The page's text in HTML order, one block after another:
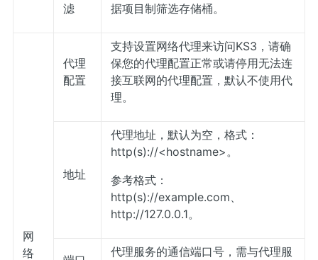
滤
据项目制筛选存储桶。
网
络
代理
配置
支持设置网络代理来访问KS3，请确
保您的代理配置正常或请停用无法连
接互联网的代理配置，默认不使用代
理。
地址
代理地址，默认为空，格式：
http(s)://<hostname>。
参考格式：
http(s)://example.com、
http://127.0.0.1。
代理服务的通信端口号，需与代理服